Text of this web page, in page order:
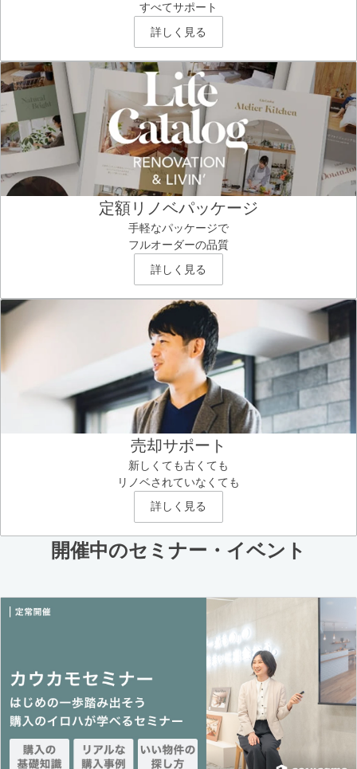
すべてサポート
詳しく見る
定額リノベパッケージ
手軽なパッケージで
フルオーダーの品質
詳しく見る
売却サポート
新しくても古くても
リノベされていなくても
詳しく見る
開催中のセミナー・イベント